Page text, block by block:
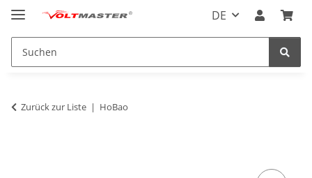
DE
Zurück zur Liste HoBao